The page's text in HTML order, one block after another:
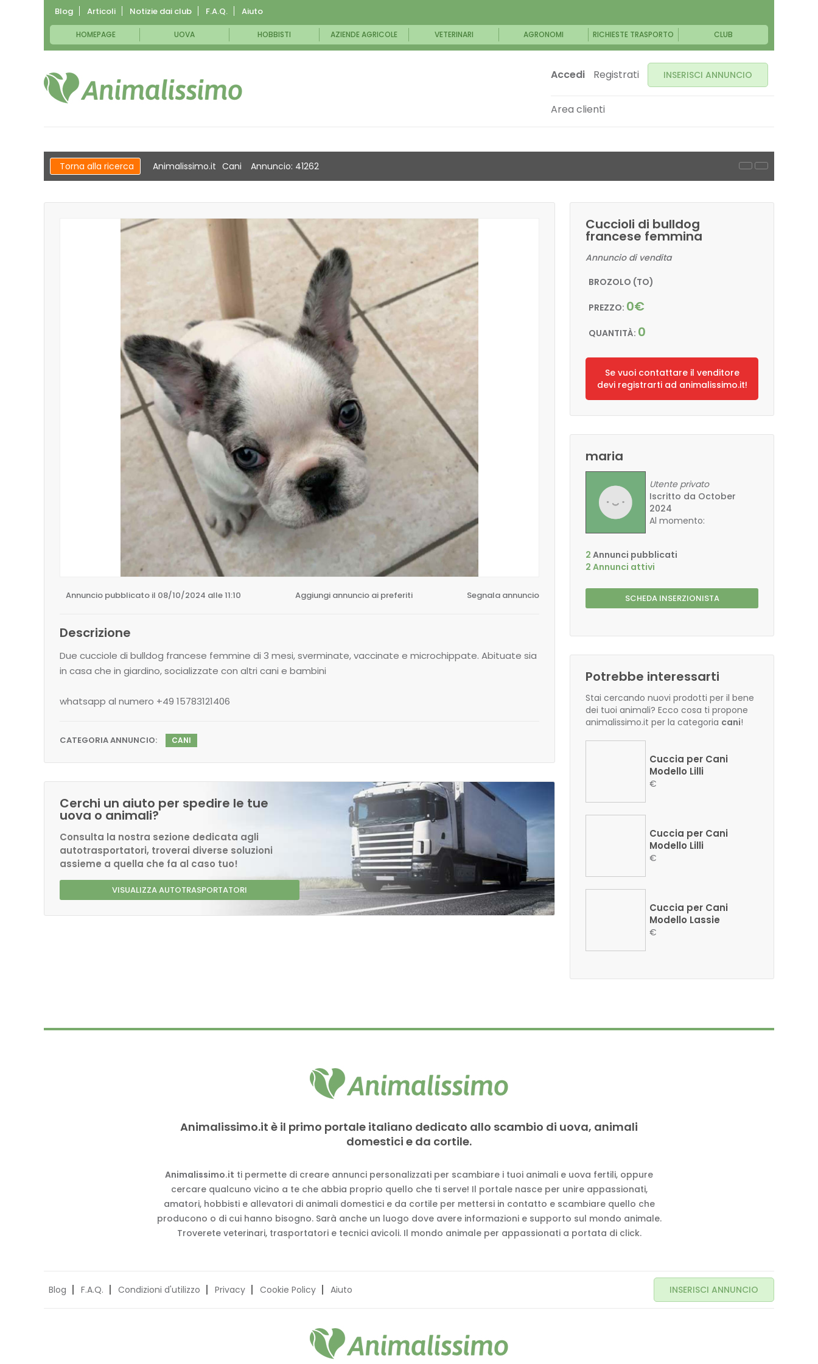
Blog Articoli Notizie dai club F.A.Q. Aiuto
HOMEPAGE UOVA HOBBISTI AZIENDE AGRICOLE VETERINARI AGRONOMI RICHIESTE TRASPORTO CLUB
Accedi Registrati INSERISCI ANNUNCIO
Area clienti
Torna alla ricerca Animalissimo.it Cani Annuncio: 41262
Annuncio pubblicato il 08/10/2024 alle 11:10 Aggiungi annuncio ai preferiti Segnala annuncio
Descrizione
Due cucciole di bulldog francese femmine di 3 mesi, sverminate, vaccinate e microchippate. Abituate sia
in casa che in giardino, socializzate con altri cani e bambini
whatsapp al numero +49 15783121406
CATEGORIA ANNUNCIO: CANI
Cerchi un aiuto per spedire le tue
uova o animali?
Consulta la nostra sezione dedicata agli
autotrasportatori, troverai diverse soluzioni
assieme a quella che fa al caso tuo!
VISUALIZZA AUTOTRASPORTATORI
Cuccioli di bulldog
francese femmina
Annuncio di vendita
BROZOLO (TO)
PREZZO: 0€
QUANTITÀ: 0
Se vuoi contattare il venditore
devi registrarti ad animalissimo.it!
maria
Utente privato
Iscritto da October
2024
Al momento:
2 Annunci pubblicati
2 Annunci attivi
SCHEDA INSERZIONISTA
Potrebbe interessarti
Stai cercando nuovi prodotti per il bene
dei tuoi animali? Ecco cosa ti propone
animalissimo.it per la categoria cani!
Cuccia per Cani
Modello Lilli
€
Cuccia per Cani
Modello Lilli
€
Cuccia per Cani
Modello Lassie
€
Animalissimo.it è il primo portale italiano dedicato allo scambio di uova, animali
domestici e da cortile.
Animalissimo.it ti permette di creare annunci personalizzati per scambiare i tuoi animali e uova fertili, oppure
cercare qualcuno vicino a te che abbia proprio quello che ti serve! Il portale nasce per unire appassionati,
amatori, hobbisti e allevatori di animali domestici e da cortile per mettersi in contatto e scambiare quello che
producono o di cui hanno bisogno. Sarà anche un luogo dove avere informazioni e supporto sul mondo animale.
Troverete veterinari, trasportatori e tecnici avicoli. Il mondo animale per appassionati a portata di click.
Blog F.A.Q. Condizioni d'utilizzo Privacy Cookie Policy Aiuto INSERISCI ANNUNCIO